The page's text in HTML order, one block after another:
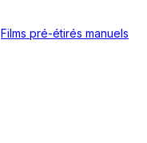
Films pré-étirés manuels